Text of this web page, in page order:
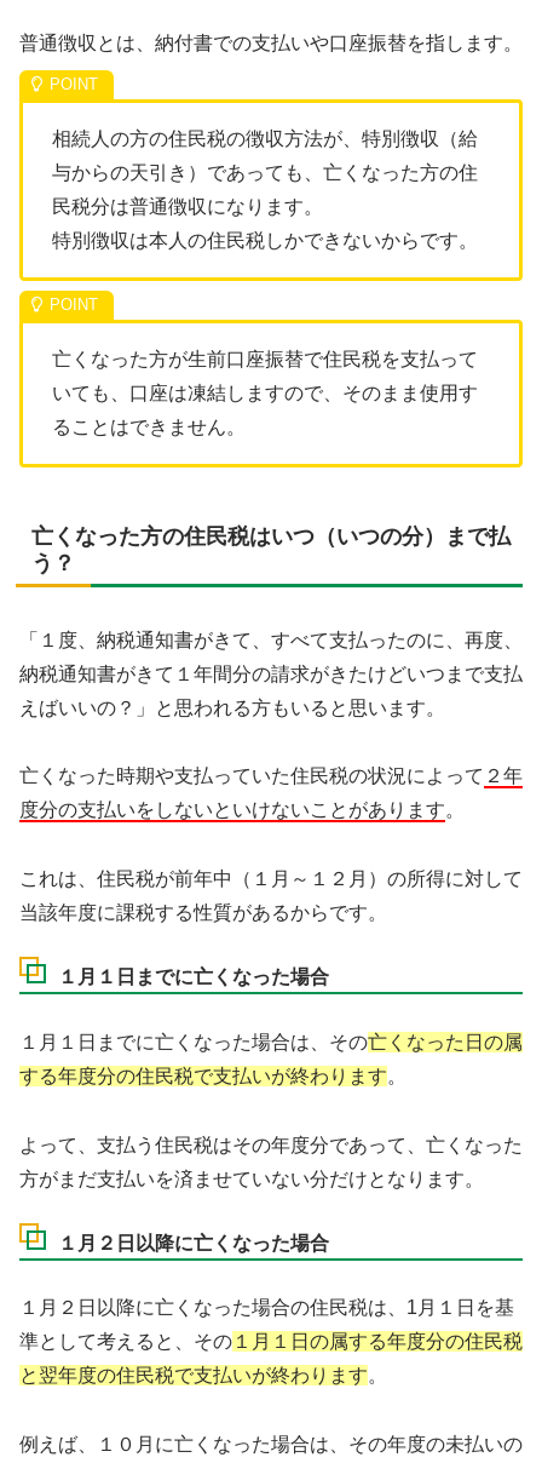
普通徴収とは、納付書での支払いや口座振替を指します。
相続人の方の住民税の徴収方法が、特別徴収（給
与からの天引き）であっても、亡くなった方の住
民税分は普通徴収になります。
特別徴収は本人の住民税しかできないからです。
亡くなった方が生前口座振替で住民税を支払って
いても、口座は凍結しますので、そのまま使用す
ることはできません。
亡くなった方の住民税はいつ（いつの分）まで払
う？
「１度、納税通知書がきて、すべて支払ったのに、再度、
納税通知書がきて１年間分の請求がきたけどいつまで支払
えばいいの？」と思われる方もいると思います。
亡くなった時期や支払っていた住民税の状況によって ２年
度分の支払いをしないといけないことがあります。
これは、住民税が前年中（１月～１２月）の所得に対して
当該年度に課税する性質があるからです。
１月１日までに亡くなった場合
１月１日までに亡くなった場合は、その亡くなった日の属
する年度分の住民税で支払いが終わります。
よって、支払う住民税はその年度分であって、亡くなった
方がまだ支払いを済ませていない分だけとなります。
１月２日以降に亡くなった場合
１月２日以降に亡くなった場合の住民税は、1月１日を基
準として考えると、その １月１日の属する年度分の住民税
と翌年度の住民税で支払いが終わります。
例えば、１０月に亡くなった場合は、その年度の未払いの